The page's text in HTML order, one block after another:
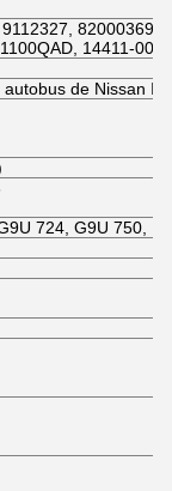
14411-
de Nissan
724, G9U 750,